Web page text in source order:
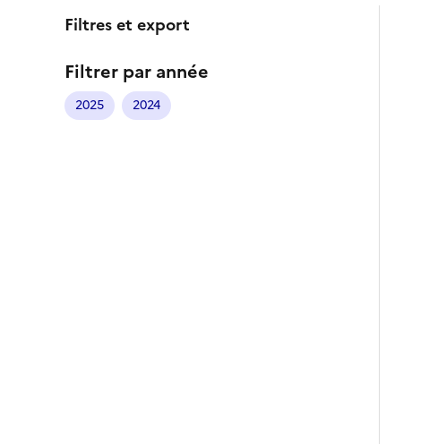
Filtres et export
Filtrer par année
2025 2024